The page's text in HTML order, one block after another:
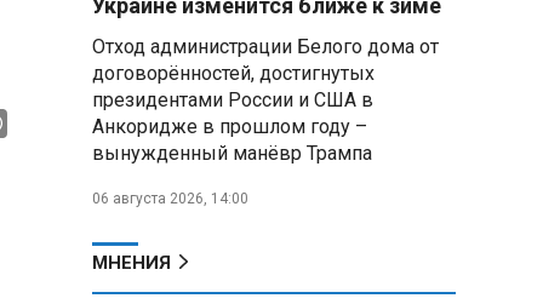
Президент Алжира готовится
к визиту в Беларусь — МИД
Алжира
300 жителей Курской области,
неизвестной
Украине изменится ближе к зиме
Отход администрации Белого дома от
договорённостей, достигнутых
президентами России и США в
Анкоридже в прошлом году –
вынужденный манёвр Трампа
06 августа 2026, 14:00
МНЕНИЯ